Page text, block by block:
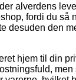
alverdens
fordi du så
desuden den
hjem til din